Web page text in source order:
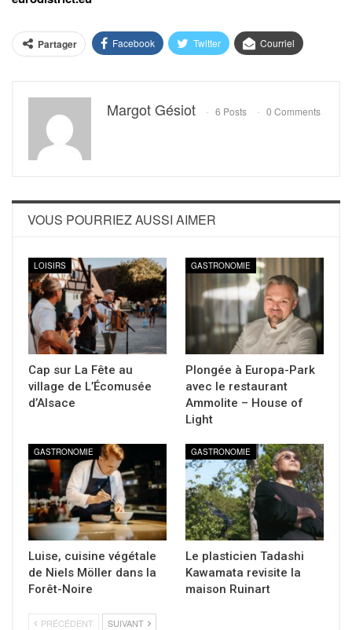
Partager Facebook Twitter Courriel
Margot Gésiot 6 Posts 0 Comments
VOUS POURRIEZ AUSSI AIMER
LOISIRS
Cap sur La Fête au
village de L’Écomusée
d’Alsace
GASTRONOMIE
Plongée à Europa-Park
avec le restaurant
Ammolite – House of
Light
GASTRONOMIE
Luise, cuisine végétale
de Niels Möller dans la
Forêt-Noire
GASTRONOMIE
Le plasticien Tadashi
Kawamata revisite la
maison Ruinart
PRÉCÉDENT SUIVANT